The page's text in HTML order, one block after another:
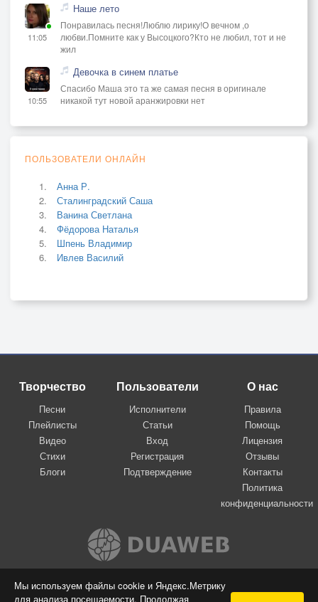
Мы используем файлы cookie и Яндекс.Метрику
для анализа посещаемости. Продолжая
11:05
Наше лето
Понравилась песня!Люблю лирику!О вечном ,о
любви.Помните как у Высоцкого?Кто не любил, тот и не
жил
10:55
Девочка в синем платье
Спасибо Маша это та же самая песня в оригинале
никакой тут новой аранжировки нет
ПОЛЬЗОВАТЕЛИ ОНЛАЙН
Анна Р.
Сталинградский Саша
Ванина Светлана
Фёдорова Наталья
Шпень Владимир
Ивлев Василий
Творчество
Песни
Плейлисты
Видео
Стихи
Блоги
Пользователи
Исполнители
Статьи
Вход
Регистрация
Подтверждение
О нас
Правила
Помощь
Лицензия
Отзывы
Контакты
Политика
конфиденциальности
Вконтакте